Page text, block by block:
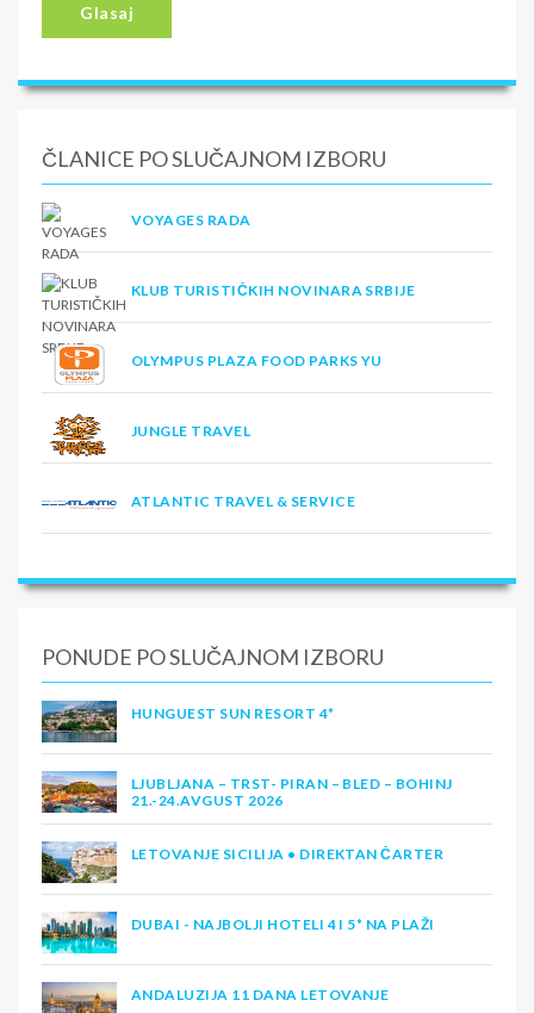
Glasaj
ČLANICE PO SLUČAJNOM IZBORU
VOYAGES RADA
KLUB TURISTIČKIH NOVINARA SRBIJE
OLYMPUS PLAZA FOOD PARKS YU
JUNGLE TRAVEL
ATLANTIC TRAVEL & SERVICE
PONUDE PO SLUČAJNOM IZBORU
HUNGUEST SUN RESORT 4*
LJUBLJANA – TRST- PIRAN – BLED – BOHINJ
21.-24.AVGUST 2026
LETOVANJE SICILIJA • DIREKTAN ČARTER
DUBAI - NAJBOLJI HOTELI 4 I 5* NA PLAŽI
ANDALUZIJA 11 DANA LETOVANJE